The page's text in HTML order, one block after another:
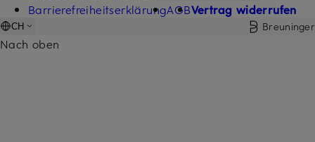
BarrierefreiheitserklärungAGBVertrag widerrufen
CH Breuninger
Nach oben